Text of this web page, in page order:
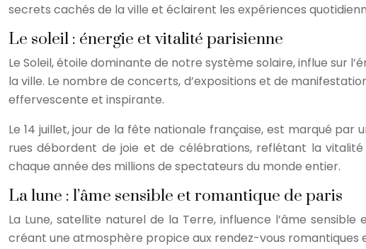
secrets cachés de la ville et éclairent les expériences
Le soleil : énergie et vitalité parisienne
Le Soleil, étoile dominante de notre système solaire, influe sur
la ville. Le nombre de concerts, d’expositions et de
effervescente et inspirante.
Le 14 juillet, jour de la fête nationale française, est marqué
rues débordent de joie et de célébrations, reflétant la
chaque année des millions de spectateurs du monde entier.
La lune : l’âme sensible et romantique de paris
La Lune, satellite naturel de la Terre, influence l’âme
créant une atmosphère propice aux rendez-vous romantiques